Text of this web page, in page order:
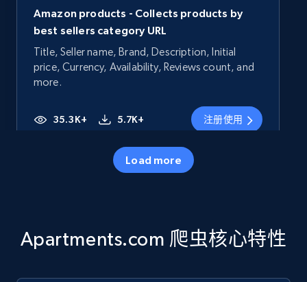
Amazon products - Collects products by
best sellers category URL
Title, Seller name, Brand, Description, Initial
price, Currency, Availability, Reviews count, and
more.
35.3K+ 5.7K+ 注册使用
price, Currency, Availability, Reviews count, and
Load more
Apartments.com 爬虫核心特性